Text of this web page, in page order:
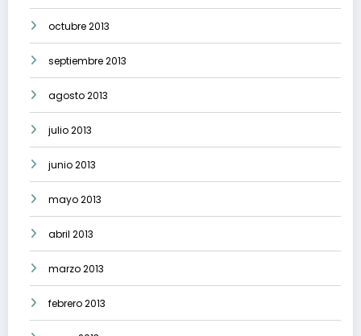
octubre 2013
septiembre 2013
agosto 2013
julio 2013
junio 2013
mayo 2013
abril 2013
marzo 2013
febrero 2013